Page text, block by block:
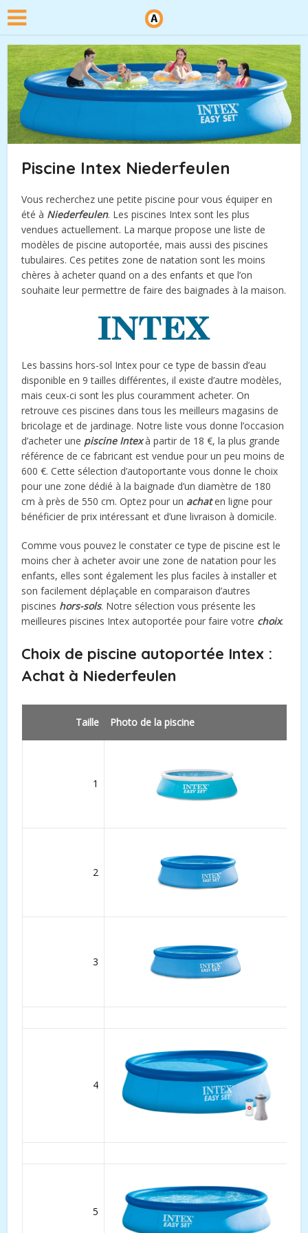
Piscine Intex Niederfeulen
Vous recherchez une petite piscine pour vous équiper en
été à Niederfeulen. Les piscines Intex sont les plus
vendues actuellement. La marque propose une liste de
modèles de piscine autoportée, mais aussi des piscines
tubulaires. Ces petites zone de natation sont les moins
chères à acheter quand on a des enfants et que l’on
souhaite leur permettre de faire des baignades à la maison.
Les bassins hors-sol Intex pour ce type de bassin d’eau
disponible en 9 tailles différentes, il existe d’autre modèles,
mais ceux-ci sont les plus couramment acheter. On
retrouve ces piscines dans tous les meilleurs magasins de
bricolage et de jardinage. Notre liste vous donne l’occasion
d’acheter une piscine Intexà partir de 18 €, la plus grande
référence de ce fabricant est vendue pour un peu moins de
600 €. Cette sélection d’autoportante vous donne le choix
pour une zone dédié à la baignade d’un diamètre de 180
cm à près de 550 cm. Optez pour un achaten ligne pour
bénéficier de prix intéressant et d’une livraison à domicile.
Comme vous pouvez le constater ce type de piscine est le
moins cher à acheter avoir une zone de natation pour les
enfants, elles sont également les plus faciles à installer et
son facilement déplaçable en comparaison d’autres
piscines hors-sols. Notre sélection vous présente les
meilleures piscines Intex autoportée pour faire votre choix.
Choix de piscine autoportée Intex :
Achat à Niederfeulen
Taille Photo de la piscine
1
2
3
4
5